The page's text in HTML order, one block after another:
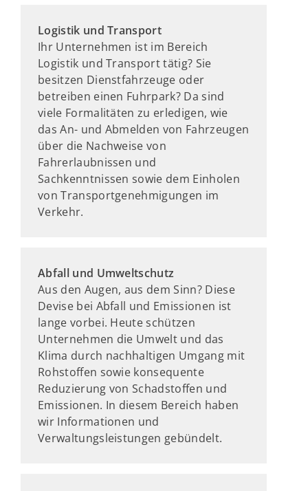
Logistik und Transport
Ihr Unternehmen ist im Bereich
Logistik und Transport tätig? Sie
besitzen Dienstfahrzeuge oder
betreiben einen Fuhrpark? Da sind
viele Formalitäten zu erledigen, wie
das An- und Abmelden von Fahrzeugen
über die Nachweise von
Fahrerlaubnissen und
Sachkenntnissen sowie dem Einholen
von Transportgenehmigungen im
Verkehr.
Abfall und Umweltschutz
Aus den Augen, aus dem Sinn? Diese
Devise bei Abfall und Emissionen ist
lange vorbei. Heute schützen
Unternehmen die Umwelt und das
Klima durch nachhaltigen Umgang mit
Rohstoffen sowie konsequente
Reduzierung von Schadstoffen und
Emissionen. In diesem Bereich haben
wir Informationen und
Verwaltungsleistungen gebündelt.